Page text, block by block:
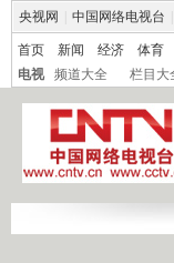
央视网 中国网络电视台
首页 新闻 经济 体育
电视
频道大全 栏目大